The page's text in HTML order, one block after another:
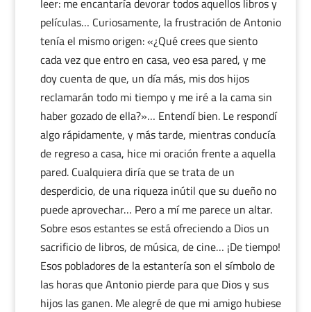
leer: me encantaría devorar todos aquellos libros y
películas… Curiosamente, la frustración de Antonio
tenía el mismo origen: «¿Qué crees que siento
cada vez que entro en casa, veo esa pared, y me
doy cuenta de que, un día más, mis dos hijos
reclamarán todo mi tiempo y me iré a la cama sin
haber gozado de ella?»… Entendí bien. Le respondí
algo rápidamente, y más tarde, mientras conducía
de regreso a casa, hice mi oración frente a aquella
pared. Cualquiera diría que se trata de un
desperdicio, de una riqueza inútil que su dueño no
puede aprovechar… Pero a mí me parece un altar.
Sobre esos estantes se está ofreciendo a Dios un
sacrificio de libros, de música, de cine… ¡De tiempo!
Esos pobladores de la estantería son el símbolo de
las horas que Antonio pierde para que Dios y sus
hijos las ganen. Me alegré de que mi amigo hubiese